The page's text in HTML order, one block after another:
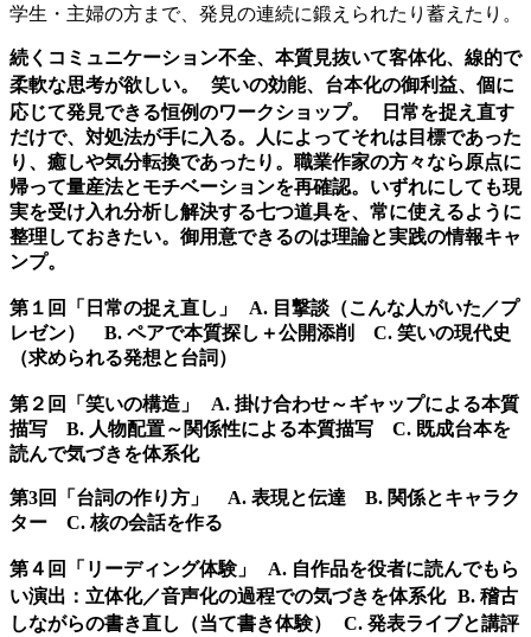
学生・主婦の方まで、発見の連続に鍛えられたり蓄えたり。
続くコミュニケーション不全、本質見抜いて客体化、線的で
柔軟な思考が欲しい。 笑いの効能、台本化の御利益、個に
応じて発見できる恒例のワークショップ。 日常を捉え直す
だけで、対処法が手に入る。人によってそれは目標であった
り、癒しや気分転換であったり。職業作家の方々なら原点に
帰って量産法とモチベーションを再確認。いずれにしても現
実を受け入れ分析し解決する七つ道具を、常に使えるように
整理しておきたい。御用意できるのは理論と実践の情報キャ
ンプ。
第１回「日常の捉え直し」 A. 目撃談（こんな人がいた／プ
レゼン） B. ペアで本質探し＋公開添削 C. 笑いの現代史
（求められる発想と台詞）
第２回「笑いの構造」 A. 掛け合わせ～ギャップによる本質
描写 B. 人物配置～関係性による本質描写 C. 既成台本を
読んで気づきを体系化
第3回「台詞の作り方」 A. 表現と伝達 B. 関係とキャラク
ター C. 核の会話を作る
第４回「リーディング体験」 A. 自作品を役者に読んでもら
い演出：立体化／音声化の過程での気づきを体系化 B. 稽古
しながらの書き直し（当て書き体験） C. 発表ライブと講評